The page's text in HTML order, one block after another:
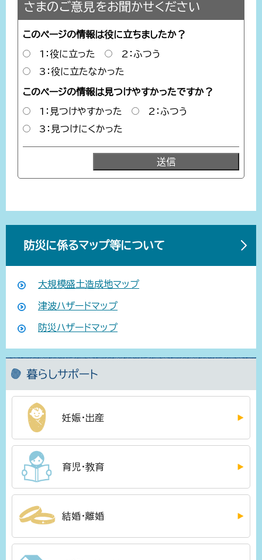
さまのご意見をお聞かせください
このページの情報は役に立ちましたか？
1：役に立った
2：ふつう
3：役に立たなかった
このページの情報は見つけやすかったですか？
1：見つけやすかった
2：ふつう
3：見つけにくかった
防災に係るマップ等について
大規模盛土造成地マップ
津波ハザードマップ
防災ハザードマップ
暮らしサポート
妊娠・出産
育児・教育
結婚・離婚